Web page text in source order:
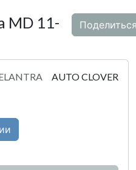
MD 11-
AUTO CLOVER